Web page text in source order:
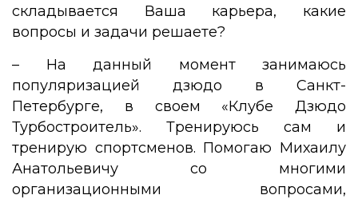
складывается Ваша карьера, какие
вопросы и задачи решаете?
– На данный момент занимаюсь
популяризацией дзюдо в Санкт-
Петербурге, в своем «Клубе Дзюдо
Турбостроитель». Тренируюсь сам и
тренирую спортсменов. Помогаю Михаилу
Анатольевичу со многими
организационными вопросами,